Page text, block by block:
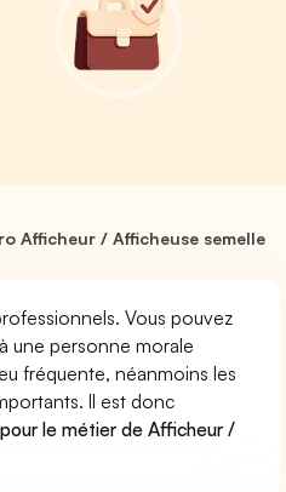
Afficheur / Afficheuse semelle
Vous pouvez
une personne morale
fréquente, néanmoins les
Il est donc
le métier de Afficheur /